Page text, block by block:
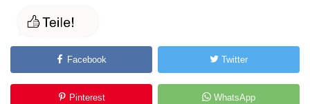
Facebook Twitter
Pinterest WhatsApp